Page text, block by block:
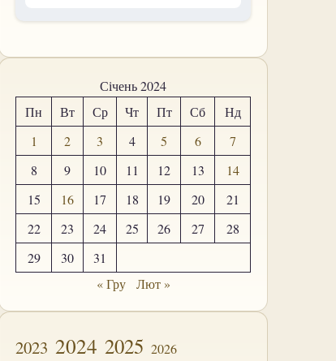
Січень 2024
Пн
Вт Ср Чт Пт Сб
Нд
1
2 3 4 5 6
7
8
9 10 11 12 13
14
15
16 17 18 19 20
21
22
23 24 25 26 27
28
29
30
31
« Гру
Лют »
2023 2024 2025 2026